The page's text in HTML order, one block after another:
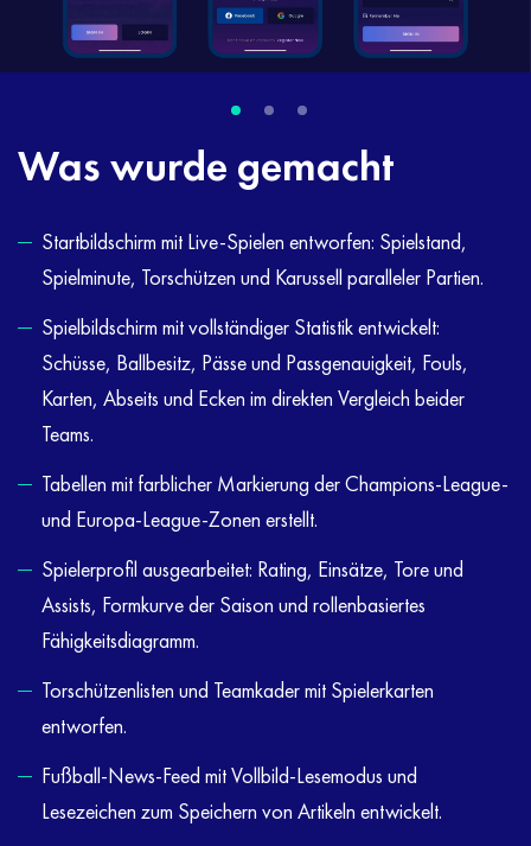
Was wurde gemacht
Startbildschirm mit Live-Spielen entworfen: Spielstand,
Spielminute, Torschützen und Karussell paralleler Partien.
Spielbildschirm mit vollständiger Statistik entwickelt:
Schüsse, Ballbesitz, Pässe und Passgenauigkeit, Fouls,
Karten, Abseits und Ecken im direkten Vergleich beider
Teams.
Tabellen mit farblicher Markierung der Champions-League-
und Europa-League-Zonen erstellt.
Spielerprofil ausgearbeitet: Rating, Einsätze, Tore und
Assists, Formkurve der Saison und rollenbasiertes
Fähigkeitsdiagramm.
Torschützenlisten und Teamkader mit Spielerkarten
entworfen.
Fußball-News-Feed mit Vollbild-Lesemodus und
Lesezeichen zum Speichern von Artikeln entwickelt.